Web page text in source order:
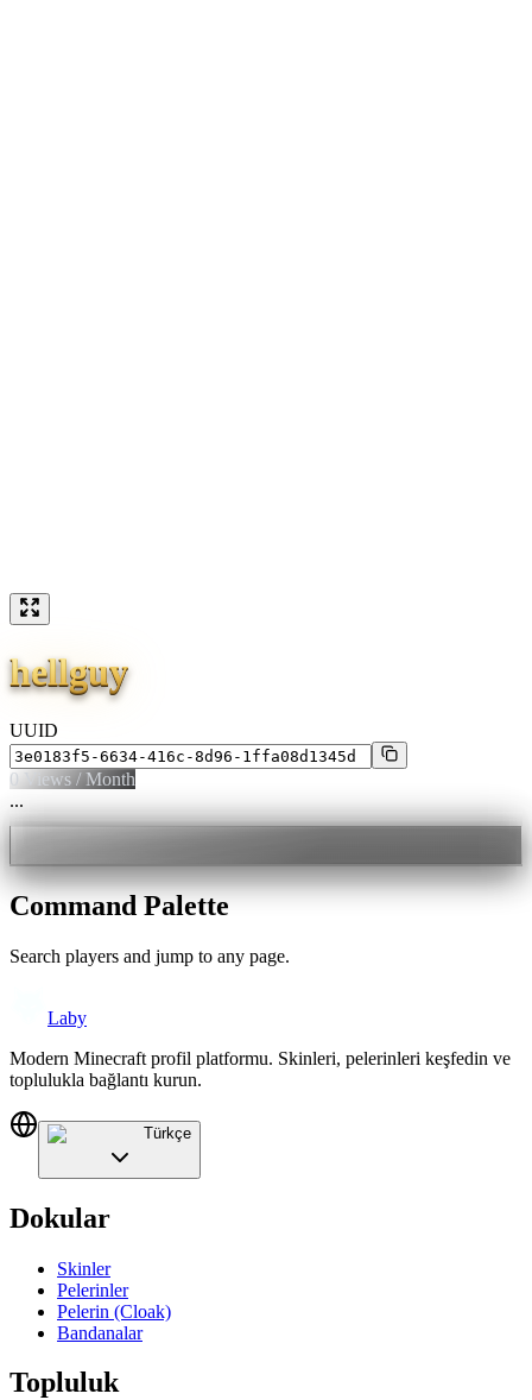
hellguy
UUID
0 Views / Month
...
Command Palette
Search players and jump to any page.
Laby
Modern Minecraft profil platformu. Skinleri, pelerinleri keşfedin ve
toplulukla bağlantı kurun.
Türkçe
Dokular
Skinler
Pelerinler
Pelerin (Cloak)
Bandanalar
Topluluk